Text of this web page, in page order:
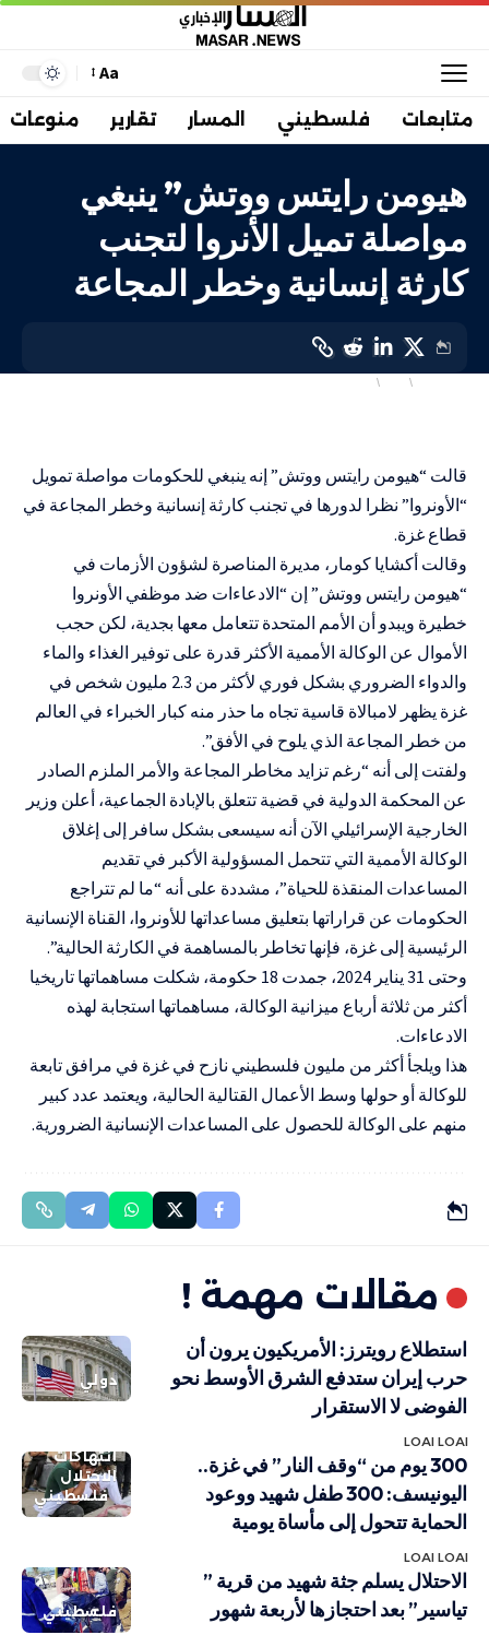
Aa
متابعات فلسطيني المسار تقارير منوعات
هيومن رايتس ووتش” ينبغي
مواصلة تميل الأنروا لتجنب
كارثة إنسانية وخطر المجاعة
أهم الاخباردوليفلسطيني
قالت “هيومن رايتس ووتش” إنه ينبغي للحكومات مواصلة تمويل
“الأونروا” نظرا لدورها في تجنب كارثة إنسانية وخطر المجاعة في
قطاع غزة.
وقالت أكشايا كومار، مديرة المناصرة لشؤون الأزمات في
“هيومن رايتس ووتش” إن “الادعاءات ضد موظفي الأونروا
خطيرة ويبدو أن الأمم المتحدة تتعامل معها بجدية، لكن حجب
الأموال عن الوكالة الأممية الأكثر قدرة على توفير الغذاء والماء
والدواء الضروري بشكل فوري لأكثر من 2.3 مليون شخص في
غزة يظهر لامبالاة قاسية تجاه ما حذر منه كبار الخبراء في العالم
من خطر المجاعة الذي يلوح في الأفق”.
ولفتت إلى أنه “رغم تزايد مخاطر المجاعة والأمر الملزم الصادر
عن المحكمة الدولية في قضية تتعلق بالإبادة الجماعية، أعلن وزير
الخارجية الإسرائيلي الآن أنه سيسعى بشكل سافر إلى إغلاق
الوكالة الأممية التي تتحمل المسؤولية الأكبر في تقديم
المساعدات المنقذة للحياة”، مشددة على أنه “ما لم تتراجع
الحكومات عن قراراتها بتعليق مساعداتها للأونروا، القناة الإنسانية
الرئيسية إلى غزة، فإنها تخاطر بالمساهمة في الكارثة الحالية”.
وحتى 31 يناير 2024، جمدت 18 حكومة، شكلت مساهماتها تاريخيا
أكثر من ثلاثة أرباع ميزانية الوكالة، مساهماتها استجابة لهذه
الادعاءات.
هذا ويلجأ أكثر من مليون فلسطيني نازح في غزة في مرافق تابعة
للوكالة أو حولها وسط الأعمال القتالية الحالية، ويعتمد عدد كبير
منهم على الوكالة للحصول على المساعدات الإنسانية الضرورية.
مقالات مهمة !
دولي
استطلاع رويترز: الأمريكيون يرون أن
حرب إيران ستدفع الشرق الأوسط نحو
الفوضى لا الاستقرار
LOAI LOAI
انتهاكات
الاحتلال
فلسطيني
300 يوم من “وقف النار” في غزة..
اليونيسف: 300 طفل شهيد ووعود
الحماية تتحول إلى مأساة يومية
LOAI LOAI
فلسطيني
الاحتلال يسلم جثة شهيد من قرية ”
تياسير” بعد احتجازها لأربعة شهور